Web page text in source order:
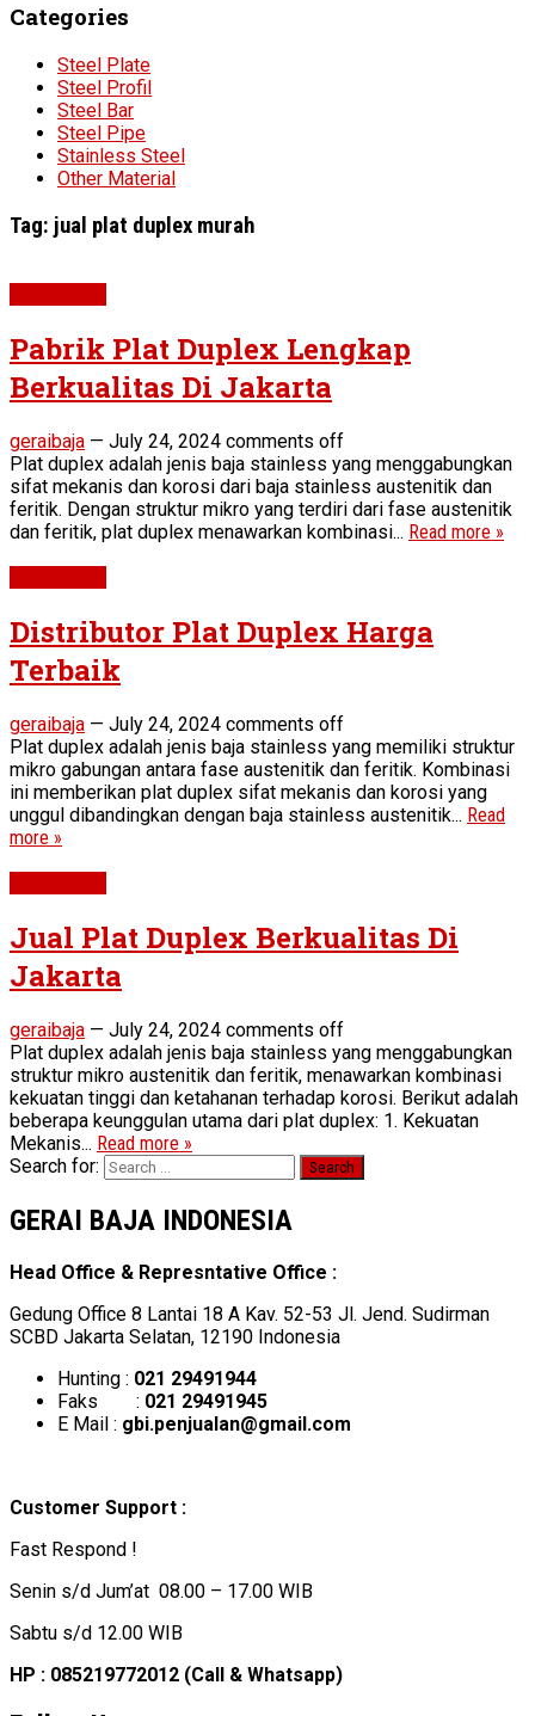
Categories
Steel Plate
Steel Profil
Steel Bar
Steel Pipe
Stainless Steel
Other Material
Tag: jual plat duplex murah
Pabrik Plat Duplex Lengkap
Berkualitas Di Jakarta
geraibaja — July 24, 2024 comments off
Plat duplex adalah jenis baja stainless yang menggabungkan
sifat mekanis dan korosi dari baja stainless austenitik dan
feritik. Dengan struktur mikro yang terdiri dari fase austenitik
dan feritik, plat duplex menawarkan kombinasi... Read more »
Distributor Plat Duplex Harga
Terbaik
geraibaja — July 24, 2024 comments off
Plat duplex adalah jenis baja stainless yang memiliki struktur
mikro gabungan antara fase austenitik dan feritik. Kombinasi
ini memberikan plat duplex sifat mekanis dan korosi yang
unggul dibandingkan dengan baja stainless austenitik... Read
more »
Jual Plat Duplex Berkualitas Di
Jakarta
geraibaja — July 24, 2024 comments off
Plat duplex adalah jenis baja stainless yang menggabungkan
struktur mikro austenitik dan feritik, menawarkan kombinasi
kekuatan tinggi dan ketahanan terhadap korosi. Berikut adalah
beberapa keunggulan utama dari plat duplex: 1. Kekuatan
Mekanis... Read more »
Search for:
GERAI BAJA INDONESIA
Head Office & Represntative Office :
Gedung Office 8 Lantai 18 A Kav. 52-53 Jl. Jend. Sudirman
SCBD Jakarta Selatan, 12190 Indonesia
Hunting : 021 29491944
Faks : 021 29491945
E Mail : gbi.penjualan@gmail.com
Customer Support :
Fast Respond !
Senin s/d Jum’at 08.00 – 17.00 WIB
Sabtu s/d 12.00 WIB
HP : 085219772012 (Call & Whatsapp)